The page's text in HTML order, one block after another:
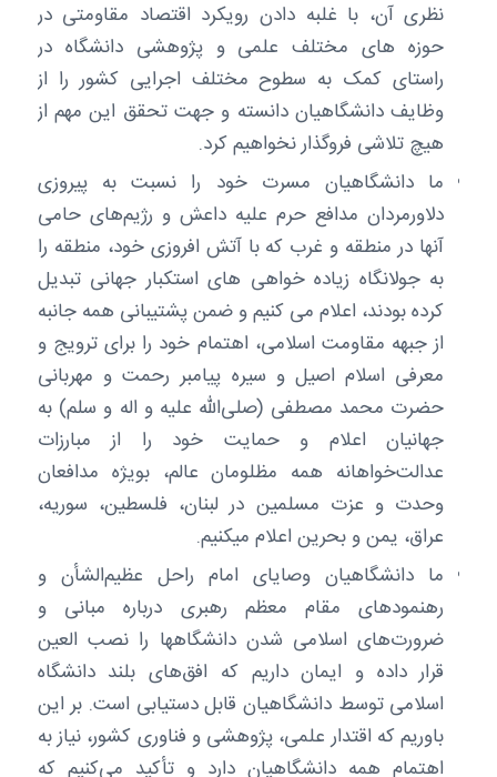
نظری آن، با غلبه دادن رویکرد اقتصاد مقاومتی در
حوزه های مختلف علمی و پژوهشی دانشگاه در
راستای کمک به سطوح مختلف اجرایی کشور را از
وظایف دانشگاهیان دانسته و جهت تحقق این مهم از
هیچ تلاشی فروگذار نخواهیم کرد.
ما دانشگاهیان مسرت خود را نسبت به پیروزی
دلاورمردان مدافع حرم علیه داعش و رژیم‌های حامی
آنها در منطقه و غرب که با آتش افروزی خود، منطقه را
به جولانگاه زیاده خواهی های استکبار جهانی تبدیل
کرده بودند، اعلام می کنیم و ضمن پشتیبانی همه جانبه
از جبهه مقاومت اسلامی، اهتمام خود را برای ترویج و
معرفی اسلام اصیل و سیره پیامبر رحمت و مهربانی
حضرت محمد مصطفی (صلی‌الله علیه و اله و سلم) به
جهانیان اعلام و حمایت خود را از مبارزات
عدالت‌خواهانه همه مظلومان عالم، بویژه مدافعان
وحدت و عزت مسلمین در لبنان، فلسطین، سوریه،
عراق، یمن و بحرین اعلام می­کنیم.
ما دانشگاهیان وصایای امام راحل عظیم‌الشأن و
رهنمودهای مقام معظم رهبری درباره مبانی و
ضرورت‌های اسلامی شدن دانشگاهها را نصب العین
قرار داده و ایمان داریم که افق‌های بلند دانشگاه
اسلامی توسط دانشگاهیان قابل دستیابی است. بر این
باوریم که اقتدار علمی، پژوهشی و فناوری کشور، نیاز به
اهتمام همه دانشگاهیان دارد و تأکید می‌کنیم که